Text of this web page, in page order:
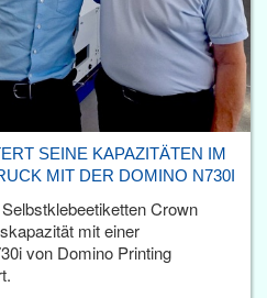
SEINE KAPAZITÄTEN IM
MIT DER DOMINO N730I
Crown
mit einer
von Domino Printing